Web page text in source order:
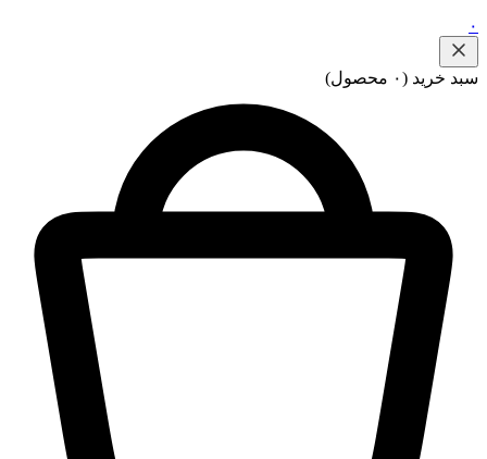
۰
سبد خرید (۰ محصول)